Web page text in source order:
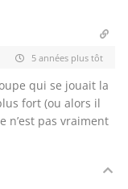
5 années plus tôt
qui se jouait la
fort (ou alors il
n’est pas vraiment